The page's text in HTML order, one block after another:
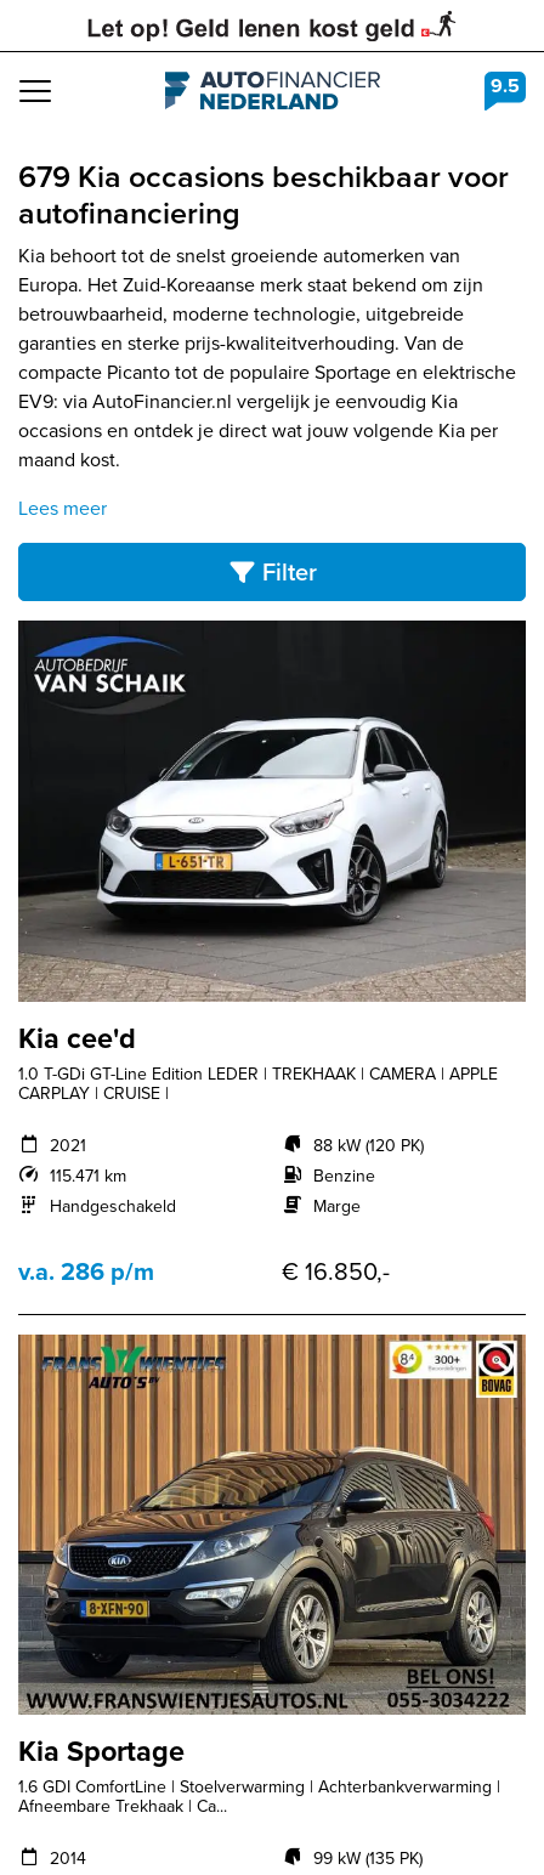
Navigation 9.5
679 Kia occasions beschikbaar voor
autofinanciering
Kia behoort tot de snelst groeiende automerken van
Europa. Het Zuid-Koreaanse merk staat bekend om zijn
betrouwbaarheid, moderne technologie, uitgebreide
garanties en sterke prijs-kwaliteitverhouding. Van de
compacte Picanto tot de populaire Sportage en elektrische
EV9: via AutoFinancier.nl vergelijk je eenvoudig Kia
occasions en ontdek je direct wat jouw volgende Kia per
maand kost.
Lees meer
Filter
Kia cee'd
1.0 T-GDi GT-Line Edition LEDER | TREKHAAK | CAMERA | APPLE
CARPLAY | CRUISE |
2021
115.471 km
Handgeschakeld
88 kW (120 PK)
Benzine
Marge
v.a. 286 p/m € 16.850,-
Kia Sportage
1.6 GDI ComfortLine | Stoelverwarming | Achterbankverwarming |
Afneembare Trekhaak | Ca...
2014
99 kW (135 PK)